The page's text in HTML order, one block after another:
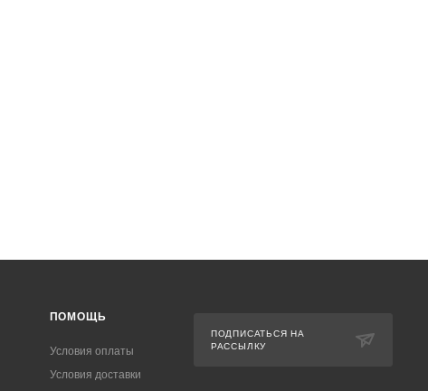
ПОМОЩЬ
Условия оплаты
Условия доставки
ПОДПИСАТЬСЯ НА
РАССЫЛКУ